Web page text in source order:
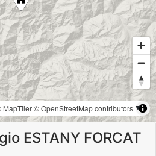
MapTiler© OpenStreetMap contributors
ESTANY FORCAT